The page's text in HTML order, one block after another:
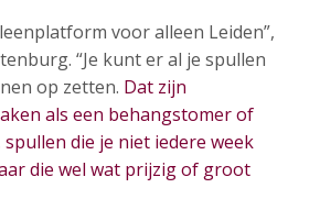
voor alleen Leiden”,
“Je kunt er al je spullen
op zetten. Dat zijn
als een behangstomer of
die je niet iedere week
die wel wat prijzig of groot